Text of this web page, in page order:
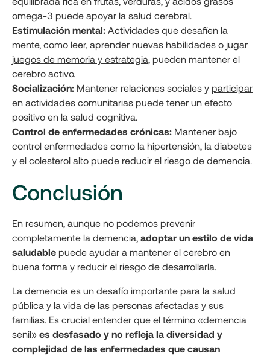
omega-3 puede apoyar la salud cerebral.
Estimulación mental: Actividades que desafíen la
mente, como leer, aprender nuevas habilidades o jugar
juegos de memoria y estrategia, pueden mantener el
cerebro activo.
Socialización: Mantener relaciones sociales y participar
en actividades comunitarias puede tener un efecto
positivo en la salud cognitiva.
Control de enfermedades crónicas: Mantener bajo
control enfermedades como la hipertensión, la diabetes
y el colesterol alto puede reducir el riesgo de demencia.
Conclusión
En resumen, aunque no podemos prevenir
completamente la demencia, adoptar un estilo de vida
saludable puede ayudar a mantener el cerebro en
buena forma y reducir el riesgo de desarrollarla.
La demencia es un desafío importante para la salud
pública y la vida de las personas afectadas y sus
familias. Es crucial entender que el término «demencia
senil» es desfasado y no refleja la diversidad y
complejidad de las enfermedades que causan